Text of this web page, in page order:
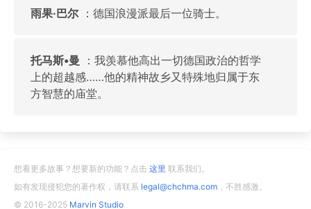
雨果·巴尔 ：德国浪漫派最后一位骑士。
托马斯•曼 ：我羡慕他高出一切德国政治的哲学
上的超越感……他的精神故乡又特殊地归属于东
方智慧的庙堂。
想看更多故事？想要新的功能？点击 这里 联系我们。
如有发现侵犯您的著作权，请联系 legal@chchma.com ，不胜感激。
© 2016-2025 Marvin Studio